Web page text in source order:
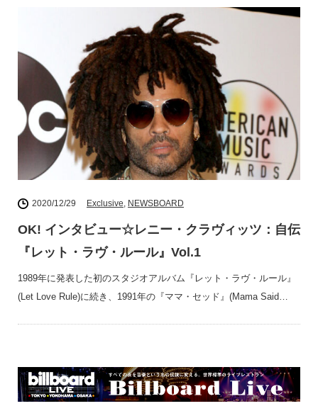
2020/12/29 Exclusive, NEWSBOARD
OK! インタビュー☆レニー・クラヴィッツ：自伝
『レット・ラヴ・ルール』Vol.1
1989年に発表した初のスタジオアルバム『レット・ラヴ・ルール』
(Let Love Rule)に続き、1991年の『ママ・セッド』(Mama Said…